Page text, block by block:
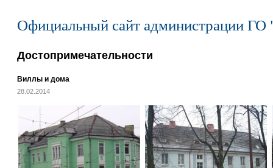
Официальный сайт администрации ГО
Достопримечательности
Виллы и дома
28.02.2014